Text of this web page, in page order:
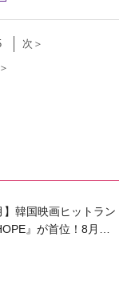
次＞
】韓国映画ヒットラン
』が首位！8月公